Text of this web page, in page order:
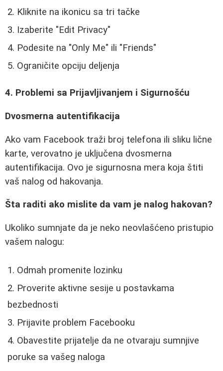
Kliknite na ikonicu sa tri tačke
Izaberite "Edit Privacy"
Podesite na "Only Me" ili "Friends"
Ograničite opciju deljenja
4. Problemi sa Prijavljivanjem i Sigurnošću
Dvosmerna autentifikacija
Ako vam Facebook traži broj telefona ili sliku lične
karte, verovatno je uključena dvosmerna
autentifikacija. Ovo je sigurnosna mera koja štiti
vaš nalog od hakovanja.
Šta raditi ako mislite da vam je nalog hakovan?
Ukoliko sumnjate da je neko neovlašćeno pristupio
vašem nalogu:
Odmah promenite lozinku
Proverite aktivne sesije u postavkama
bezbednosti
Prijavite problem Facebooku
Obavestite prijatelje da ne otvaraju sumnjive
poruke sa vašeg naloga